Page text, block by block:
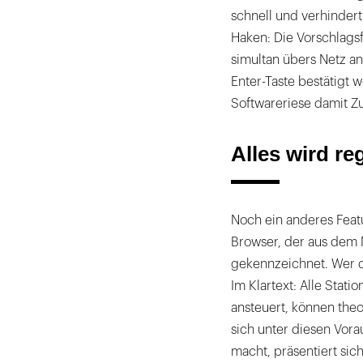
schnell und
Haken: Die
simultan übers Netz
Enter-Taste bestätigt
Softwareriese damit
Alles wird
Noch ein anderes
Browser, der aus
gekennzeichnet. Wer
Im Klartext: Alle
ansteuert, können
sich unter diesen
macht, präsentiert